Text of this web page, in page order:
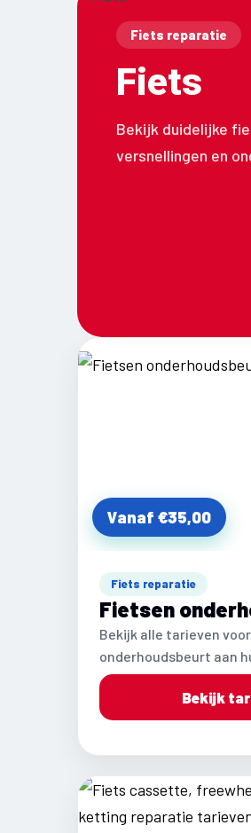
Fiets reparatie
Fiets
Bekijk duidelijke
versnellingen en
Vanaf €35,00
Fiets reparatie
Fietsen
Bekijk alle tarieven
onderhoudsbeurt aan
Bekijk